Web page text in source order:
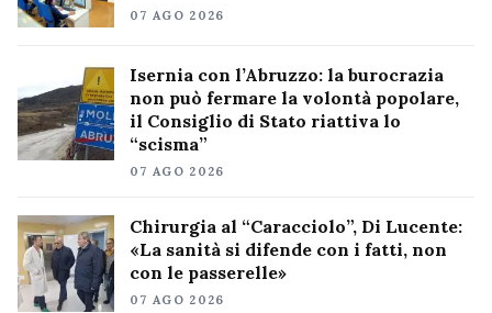
07 AGO 2026
Isernia con l’Abruzzo: la burocrazia
non può fermare la volontà popolare,
il Consiglio di Stato riattiva lo
“scisma”
07 AGO 2026
Chirurgia al “Caracciolo”, Di Lucente:
«La sanità si difende con i fatti, non
con le passerelle»
07 AGO 2026